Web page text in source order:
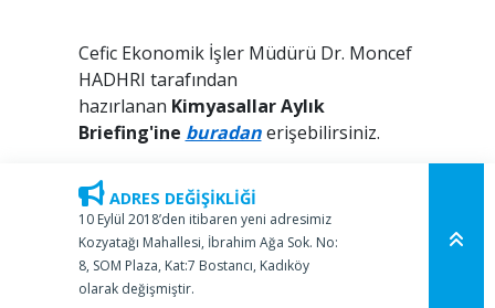
Cefic Ekonomik İşler Müdürü Dr. Moncef
HADHRI tarafından
hazırlanan Kimyasallar Aylık
Briefing'ine buradan erişebilirsiniz.
ADRES DEĞİŞİKLİĞİ
10 Eylül 2018’den itibaren yeni adresimiz
Kozyatağı Mahallesi, İbrahim Ağa Sok. No:
8, SOM Plaza, Kat:7 Bostancı, Kadıköy
olarak değişmiştir.